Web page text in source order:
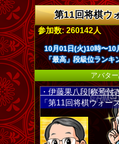
第11回将棋ウ
参加数: 260142人
10月01日(火)10時〜10
「最高」段級位ランキ
アバタ
・伊藤果八段[称号付
「第11回将棋ウォー